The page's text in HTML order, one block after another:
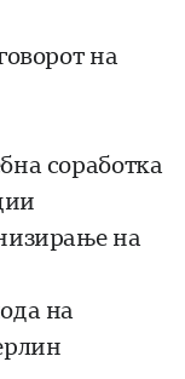
на
соработка
на
на